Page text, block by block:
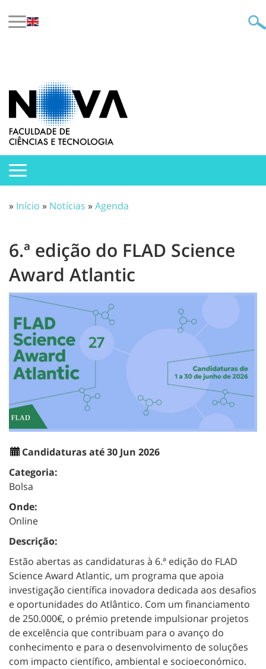
» Início » Notícias »Agenda
6.ª edição do FLAD Science
Award Atlantic
Candidaturas até 30 Jun 2026
Categoria:
Bolsa
Onde:
Online
Descrição:
Estão abertas as candidaturas à 6.ª edição do FLAD
Science Award Atlantic, um programa que apoia
investigação científica inovadora dedicada aos desafios
e oportunidades do Atlântico. Com um financiamento
de 250.000€, o prémio pretende impulsionar projetos
de excelência que contribuam para o avanço do
conhecimento e para o desenvolvimento de soluções
com impacto científico, ambiental e socioeconómico.